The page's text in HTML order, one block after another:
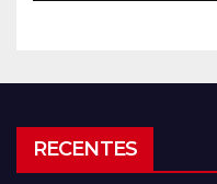
RECENTES